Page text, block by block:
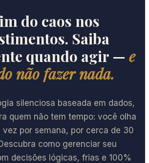
do caos nos
Saiba
quando agir — e
não fazer nada.
silenciosa baseada em dados,
quem não tem tempo: você olha
por semana, por cerca de 30
como gerenciar seu
decisões lógicas, frias e 100%